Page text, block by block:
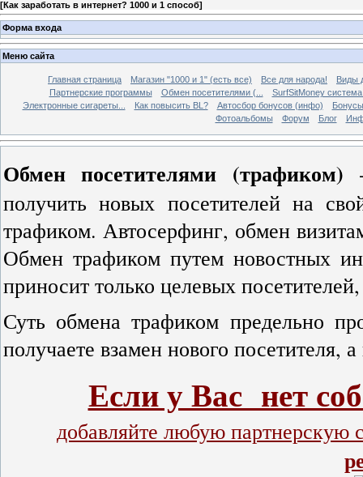
[Как заработать в интернет? 1000 и 1 способ]
Форма входа
Меню сайта
Главная страница Магазин "1000 и 1" (есть все) Все для народа!
Виды
Партнерские программы
Обмен посетителями (...
SurfSitMoney
Электронные сигареты...
Как повысить BL? Автосбор бонусов (инфо)
Бонусы
Фотоальбомы
Форум Блог
Обмен посетителями (трафиком)
получить новых посетителей на
трафиком. Автосерфинг, обмен
Обмен трафиком путем новостных
приносит только целевых
Суть обмена трафиком предельно
получаете взамен нового посетителя,
Если у Вас нет
добавляйте любую партнерскую